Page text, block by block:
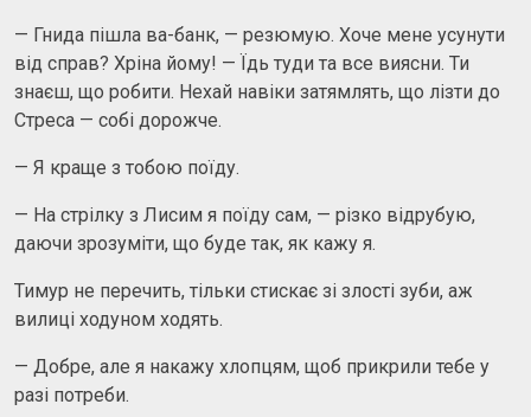
— Гнида пішла ва-банк, — резюмую. Хоче мене усунути
від справ? Хріна йому! — Їдь туди та все виясни. Ти
знаєш, що робити. Нехай навіки затямлять, що лізти до
Стреса — собі дорожче.
— Я краще з тобою поїду.
— На стрілку з Лисим я поїду сам, — різко відрубую,
даючи зрозуміти, що буде так, як кажу я.
Тимур не перечить, тільки стискає зі злості зуби, аж
вилиці ходуном ходять.
— Добре, але я накажу хлопцям, щоб прикрили тебе у
разі потреби.